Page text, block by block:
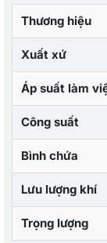
Thương hiệu
Xuất xứ
Áp suất làm
Công suất
Bình chứa
Lưu lượng khí
Trọng lượng